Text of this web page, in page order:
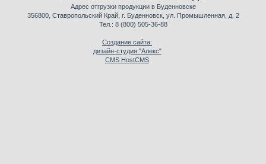
Адрес отгрузки продукции в Буденновске
356800, Ставропольский Край, г. Буденновск, ул. Промышленная, д. 2
Тел.: 8 (800) 505-36-88
Создание сайта:
дизайн-студия "Алекс"
CMS HostCMS